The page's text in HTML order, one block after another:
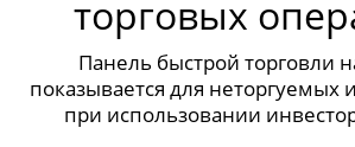
торговых
Панель быстрой торговли
показывается для неторгуемых
при использовании